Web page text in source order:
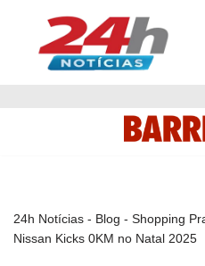
Pular
24h Notícias - Blog - Shopping
Nissan Kicks 0KM no Natal 2025